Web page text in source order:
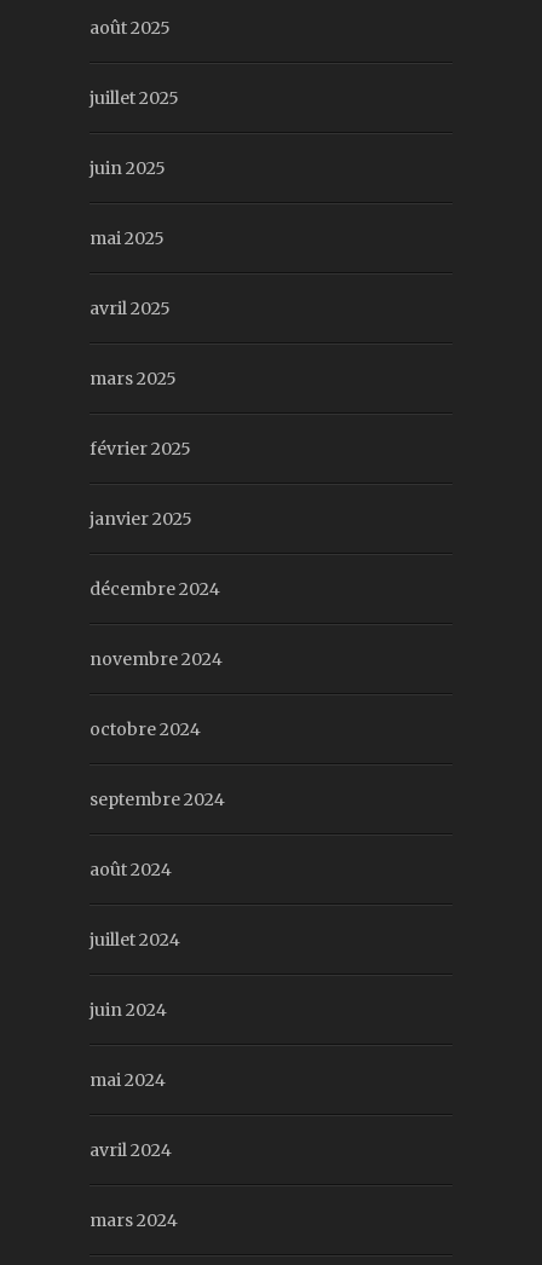
août 2025
juillet 2025
juin 2025
mai 2025
avril 2025
mars 2025
février 2025
janvier 2025
décembre 2024
novembre 2024
octobre 2024
septembre 2024
août 2024
juillet 2024
juin 2024
mai 2024
avril 2024
mars 2024